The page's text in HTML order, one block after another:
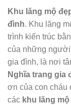
Khu lăng mộ
đình. Khu lăng
trình kiến trúc
của những
gia đình, là nơi
Nghĩa trang gia
ơn của con cháu
các khu lăng mộ